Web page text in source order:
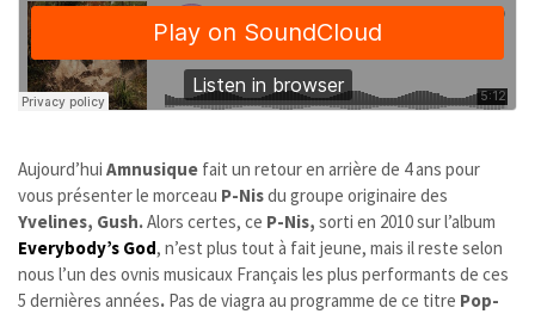
Aujourd’hui Amnusique fait un retour en arrière de 4 ans pour
vous présenter le morceau P-Nisdu groupe originaire des
Yvelines, Gush.Alors certes, ce P-Nis, sorti en 2010 sur l’album
Everybody’s God, n’est plus tout à fait jeune, mais il reste selon
nous l’un des ovnis musicaux Français les plus performants de ces
5 dernières années. Pas de viagra au programme de ce titre Pop-